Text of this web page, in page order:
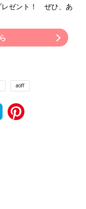
レゼント！ ぜひ、あ
aoff